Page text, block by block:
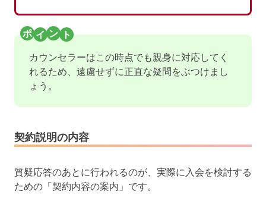
カウンセラーはこの時点でも親身に対応してく
れるため、遠慮せずに正直な疑問をぶつけまし
ょう。
契約説明の内容
質疑応答のあとに行われるのが、実際に入会を検討する
ための「契約内容の案内」です。